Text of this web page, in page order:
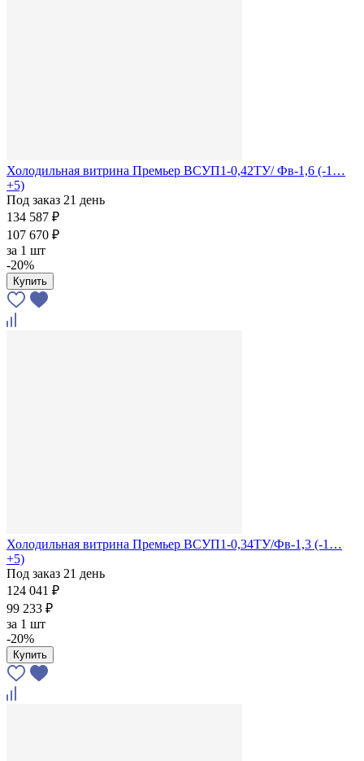
Холодильная витрина Премьер ВСУП1-0,42ТУ/ Фв-1,6 (-1…
+5)
Под заказ 21 день
134 587 ₽
107 670 ₽
за 1 шт
-20%
Купить
Холодильная витрина Премьер ВСУП1-0,34ТУ/Фв-1,3 (-1…
+5)
Под заказ 21 день
124 041 ₽
99 233 ₽
за 1 шт
-20%
Купить